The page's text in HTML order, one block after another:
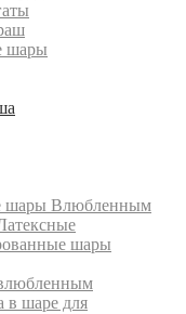
шары
шары Влюбленным
шары
в шаре для